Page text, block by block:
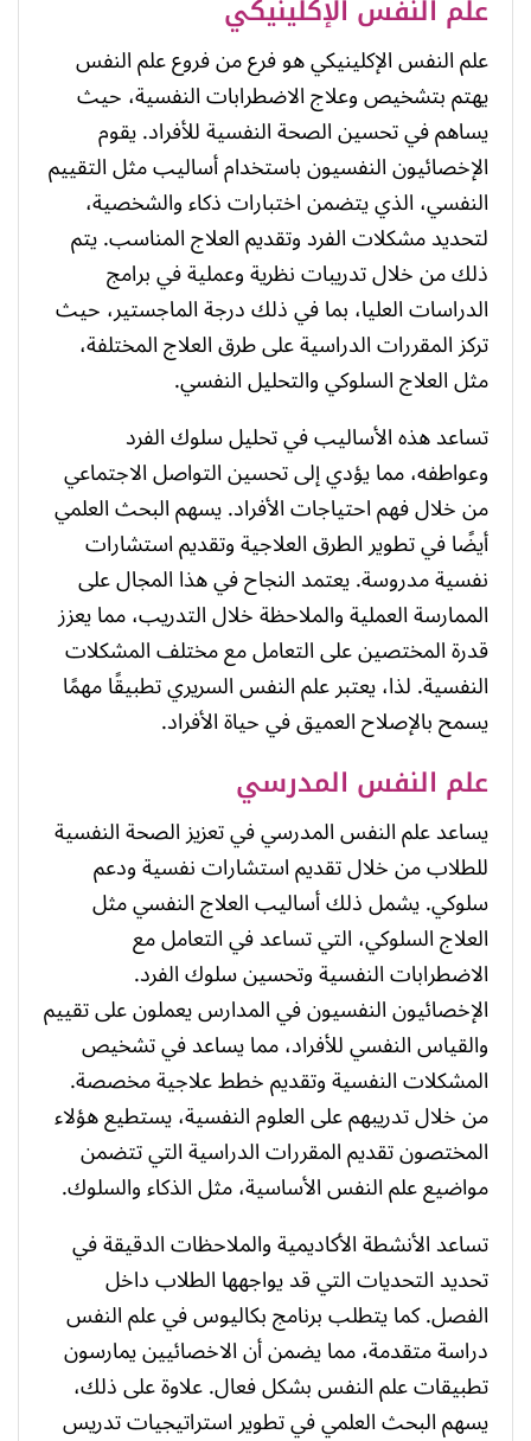
علم النفس الإكلينيكي
علم النفس الإكلينيكي هو فرع من فروع علم النفس
يهتم بتشخيص وعلاج الاضطرابات النفسية، حيث
يساهم في تحسين الصحة النفسية للأفراد. يقوم
الإخصائيون النفسيون باستخدام أساليب مثل التقييم
النفسي، الذي يتضمن اختبارات ذكاء والشخصية،
لتحديد مشكلات الفرد وتقديم العلاج المناسب. يتم
ذلك من خلال تدريبات نظرية وعملية في برامج
الدراسات العليا، بما في ذلك درجة الماجستير، حيث
تركز المقررات الدراسية على طرق العلاج المختلفة،
مثل العلاج السلوكي والتحليل النفسي.
تساعد هذه الأساليب في تحليل سلوك الفرد
وعواطفه، مما يؤدي إلى تحسين التواصل الاجتماعي
من خلال فهم احتياجات الأفراد. يسهم البحث العلمي
أيضًا في تطوير الطرق العلاجية وتقديم استشارات
نفسية مدروسة. يعتمد النجاح في هذا المجال على
الممارسة العملية والملاحظة خلال التدريب، مما يعزز
قدرة المختصين على التعامل مع مختلف المشكلات
النفسية. لذا، يعتبر علم النفس السريري تطبيقًا مهمًا
يسمح بالإصلاح العميق في حياة الأفراد.
علم النفس المدرسي
يساعد علم النفس المدرسي في تعزيز الصحة النفسية
للطلاب من خلال تقديم استشارات نفسية ودعم
سلوكي. يشمل ذلك أساليب العلاج النفسي مثل
العلاج السلوكي، التي تساعد في التعامل مع
الاضطرابات النفسية وتحسين سلوك الفرد.
الإخصائيون النفسيون في المدارس يعملون على تقييم
والقياس النفسي للأفراد، مما يساعد في تشخيص
المشكلات النفسية وتقديم خطط علاجية مخصصة.
من خلال تدريبهم على العلوم النفسية، يستطيع هؤلاء
المختصون تقديم المقررات الدراسية التي تتضمن
مواضيع علم النفس الأساسية، مثل الذكاء والسلوك.
تساعد الأنشطة الأكاديمية والملاحظات الدقيقة في
تحديد التحديات التي قد يواجهها الطلاب داخل
الفصل. كما يتطلب برنامج بكاليوس في علم النفس
دراسة متقدمة، مما يضمن أن الاخصائيين يمارسون
تطبيقات علم النفس بشكل فعال. علاوة على ذلك،
يسهم البحث العلمي في تطوير استراتيجيات تدريس